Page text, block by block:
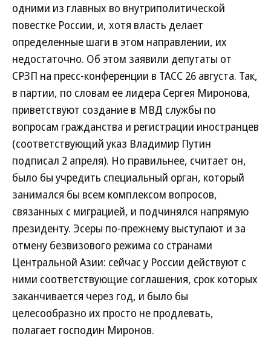
одними из главных во внутриполитической
повестке России, и, хотя власть делает
определенные шаги в этом направлении, их
недостаточно. Об этом заявили депутаты от
СРЗП на пресс-конференции в ТАСС 26 августа. Так,
в партии, по словам ее лидера Сергея Миронова,
приветствуют создание в МВД службы по
вопросам гражданства и регистрации иностранцев
(соответствующий указ Владимир Путин
подписал 2 апреля). Но правильнее, считает он,
было бы учредить специальный орган, который
занимался бы всем комплексом вопросов,
связанных с миграцией, и подчинялся напрямую
президенту. Эсеры по-прежнему выступают и за
отмену безвизового режима со странами
Центральной Азии: сейчас у России действуют с
ними соответствующие соглашения, срок которых
заканчивается через год, и было бы
целесообразно их просто не продлевать,
полагает господин Миронов.